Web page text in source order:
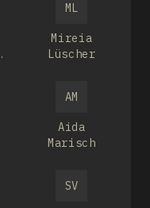
ML
Mireia
Lüscher
AM
Aida
Marisch
SV